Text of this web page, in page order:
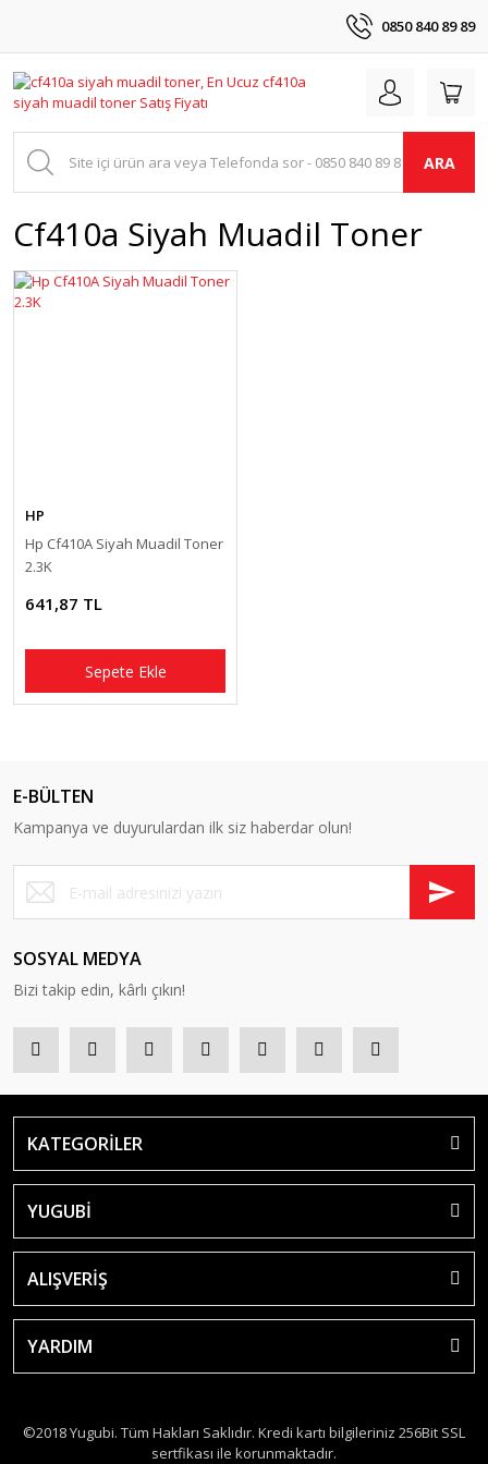
0850 840 89 89
ARA
Cf410a Siyah Muadil Toner
HP
Hp Cf410A Siyah Muadil Toner
2.3K
641,87 TL
Sepete Ekle
E-BÜLTEN
Kampanya ve duyurulardan ilk siz haberdar olun!
SOSYAL MEDYA
Bizi takip edin, kârlı çıkın!
KATEGORİLER
YUGUBİ
ALIŞVERİŞ
YARDIM
©2018 Yugubi. Tüm Hakları Saklıdır. Kredi kartı bilgileriniz 256Bit SSL
sertfikası ile korunmaktadır.